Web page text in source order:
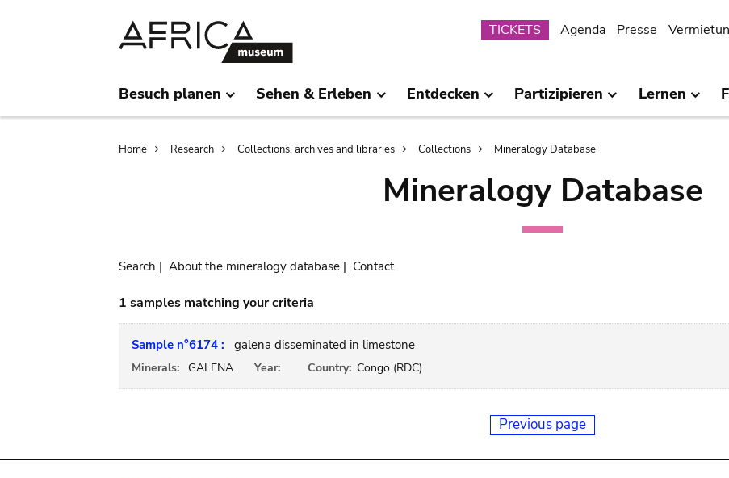
Submenu
TICKETS Agenda Presse
Besuch planen Sehen & Erleben Entdecken Partizipieren Lernen
Breadcrumb
Home Research Collections, archives and libraries Collections Mineralogy Database
Mineralogy Database
Search | About the mineralogy database | Contact
1 samples matching your criteria
Sample n°6174 : galena disseminated in limestone
Minerals: GALENA Year: Country: Congo (RDC)
Previous page